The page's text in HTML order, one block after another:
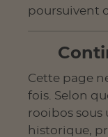
poursuivent
Cette page
fois. Selon
rooibos
historique,